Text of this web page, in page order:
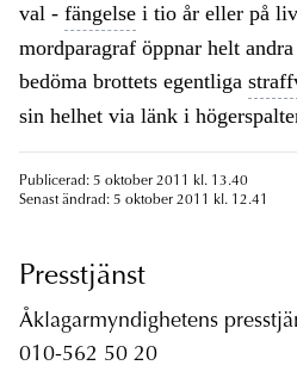
val - fängelse i tio år eller på
mordparagraf öppnar helt
bedöma brottets egentliga
sin helhet via länk i
Publicerad: 5 oktober 2011 kl. 13.40
Senast ändrad: 5 oktober 2011 kl. 12.41
Presstjänst
Åklagarmyndighetens
010-562 50 20